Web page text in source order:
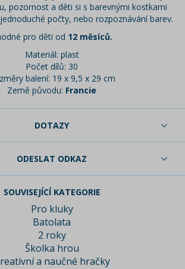
pozornost a děti si s barevnými kostkami
počty, nebo rozpoznávání barev.
pro děti od 12 měsíců.
Materiál: plast
Počet dílů: 30
balení: 19 x 9,5 x 29 cm
Země původu: Francie
DOTAZY
ODESLAT ODKAZ
SOUVISEJÍCÍ KATEGORIE
Pro kluky
Batolata
2 roky
Školka hrou
a naučné hračky